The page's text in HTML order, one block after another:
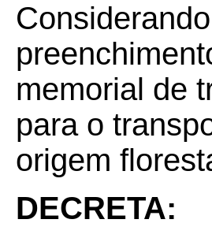
memorial de
para o
origem
DECRETA: